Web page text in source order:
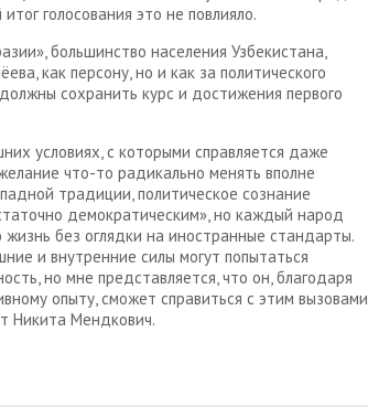
голосования это не повлияло.
большинство населения Узбекистана,
как персону, но и как за политического
сохранить курс и достижения первого
условиях, с которыми справляется даже
что-то радикально менять вполне
традиции, политическое сознание
демократическим», но каждый народ
без оглядки на иностранные стандарты.
и внутренние силы могут попытаться
но мне представляется, что он, благодаря
опыту, сможет справиться с этим вызовами
Никита Мендкович.